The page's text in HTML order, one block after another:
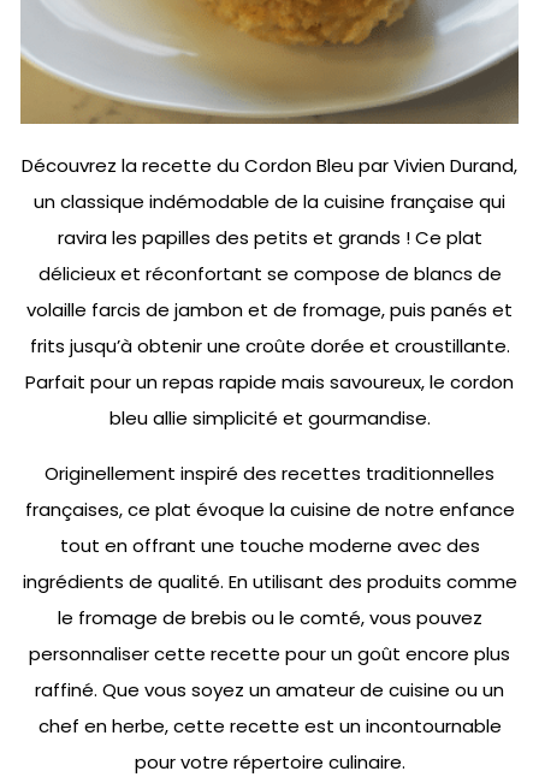
Découvrez la recette du Cordon Bleu par Vivien Durand,
un classique indémodable de la cuisine française qui
ravira les papilles des petits et grands ! Ce plat
délicieux et réconfortant se compose de blancs de
volaille farcis de jambon et de fromage, puis panés et
frits jusqu’à obtenir une croûte dorée et croustillante.
Parfait pour un repas rapide mais savoureux, le cordon
bleu allie simplicité et gourmandise.
Originellement inspiré des recettes traditionnelles
françaises, ce plat évoque la cuisine de notre enfance
tout en offrant une touche moderne avec des
ingrédients de qualité. En utilisant des produits comme
le fromage de brebis ou le comté, vous pouvez
personnaliser cette recette pour un goût encore plus
raffiné. Que vous soyez un amateur de cuisine ou un
chef en herbe, cette recette est un incontournable
pour votre répertoire culinaire.